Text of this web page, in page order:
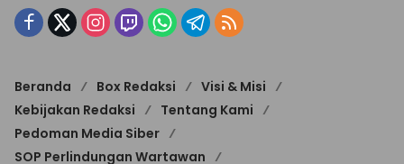
Beranda Box Redaksi
Visi & Misi
Kebijakan Redaksi
Tentang Kami
Pedoman Media Siber
SOP Perlindungan Wartawan